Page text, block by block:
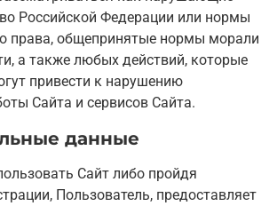
Российской Федерации или нормы
права, общепринятые нормы морали
а также любых действий, которые
привести к нарушению
Сайта и сервисов Сайта.
данные
Сайт либо пройдя
Пользователь, предоставляет